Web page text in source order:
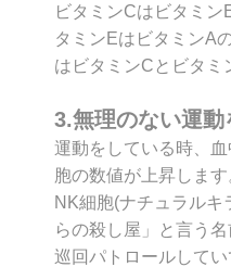
ビタミンCはビタミ
タミンEはビタミンA
はビタミンCとビタミ
3.無理のない運動
運動をしている時、
胞の数値が上昇します
NK細胞(ナチュラルキ
らの殺し屋」と言う
巡回パトロールして